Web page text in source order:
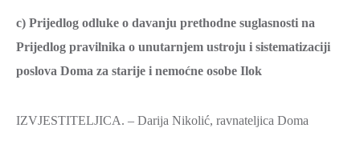
c) Prijedlog odluke o davanju prethodne suglasnosti na
Prijedlog pravilnika o unutarnjem ustroju i sistematizaciji
poslova Doma za starije i nemoćne osobe Ilok
IZVJESTITELJICA. – Darija Nikolić, ravnateljica Doma